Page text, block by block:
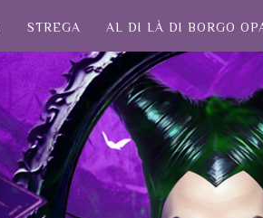
STREGA AL DI LÀ DI BORGO